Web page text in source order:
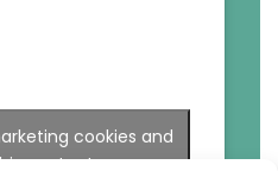
cookies and
content